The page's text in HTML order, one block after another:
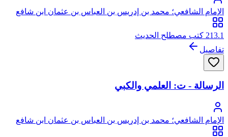
الإمام الشافعي؛ محمد بن إدريس بن العباس بن عثمان ابن شافع
الهاشمي القرشي المطلبي، أبو عبد الله
213.1 كتب مصطلح الحديث
تفاصيل
الرسالة - ت: العلمي والكبي
الإمام الشافعي؛ محمد بن إدريس بن العباس بن عثمان ابن شافع
الهاشمي القرشي المطلبي، أبو عبد الله